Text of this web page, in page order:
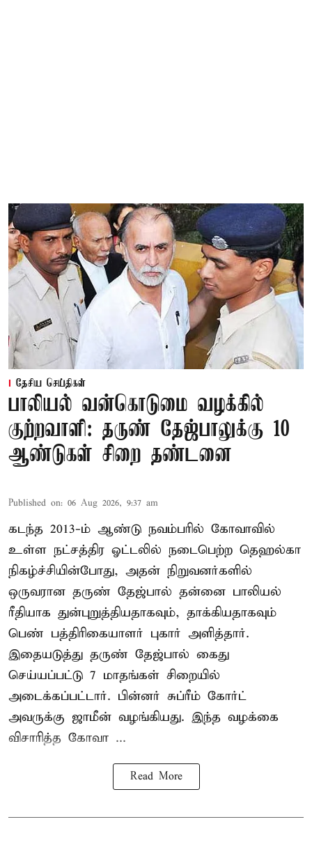
தேசிய செய்திகள்
பாலியல் வன்கொடுமை வழக்கில்
குற்றவாளி: தருண் தேஜ்பாலுக்கு 10
ஆண்டுகள் சிறை தண்டனை
Published on: 06 Aug 2026, 9:37 am
கடந்த 2013-ம் ஆண்டு நவம்பரில் கோவாவில்
உள்ள நட்சத்திர ஓட்டலில் நடைபெற்ற தெஹல்கா
நிகழ்ச்சியின்போது, அதன் நிறுவனர்களில்
ஒருவரான தருண் தேஜ்பால் தன்னை பாலியல்
ரீதியாக துன்புறுத்தியதாகவும், தாக்கியதாகவும்
பெண் பத்திரிகையாளர் புகார் அளித்தார்.
இதையடுத்து தருண் தேஜ்பால் கைது
செய்யப்பட்டு 7 மாதங்கள் சிறையில்
அடைக்கப்பட்டார். பின்னர் சுப்ரீம் கோர்ட்
அவருக்கு ஜாமீன் வழங்கியது. இந்த வழக்கை
விசாரித்த கோவா ...
Read More